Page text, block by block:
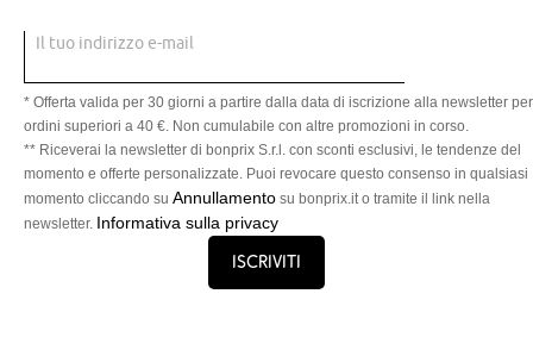
Il tuo indirizzo e-mail
* Offerta valida per 30 giorni a partire dalla data di iscrizione alla newsletter per
ordini superiori a 40 €. Non cumulabile con altre promozioni in corso.
** Riceverai la newsletter di bonprix S.r.l. con sconti esclusivi, le tendenze del
momento e offerte personalizzate. Puoi revocare questo consenso in qualsiasi
momento cliccando su Annullamento su bonprix.it o tramite il link nella
newsletter. Informativa sulla privacy
Iscriviti